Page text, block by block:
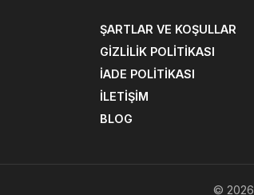
ŞARTLAR VE KOŞULLAR
GIZLILIK POLITIKASI
İADE POLITIKASI
İLETIŞIM
BLOG
© 2026